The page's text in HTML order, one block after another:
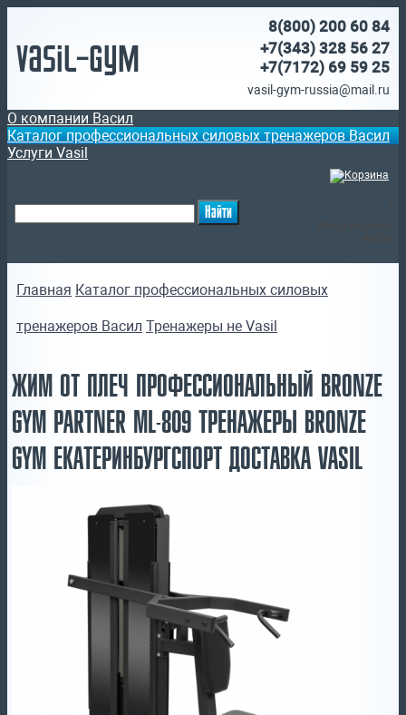
Vasil-Gym
8(800) 200 60 84
+7(343) 328 56 27
+7(7172) 69 59 25
vasil-gym-russia@mail.ru
О компании Васил
Каталог профессиональных силовых тренажеров Васил
Услуги Vasil
Главная Каталог профессиональных силовых
тренажеров Васил Тренажеры не Vasil
ЖИМ ОТ ПЛЕЧ ПРОФЕССИОНАЛЬНЫЙ BRONZE
GYM PARTNER ML-809 ТРЕНАЖЕРЫ BRONZE
GYM ЕКАТЕРИНБУРГСПОРТ ДОСТАВКА VASIL